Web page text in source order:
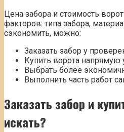
Цена забора и стоимость
факторов: типа забора,
сэкономить, можно:
Заказать забор у
Купить ворота напрямую
Выбрать более
Выполнить часть работ
Заказать забор и
искать?